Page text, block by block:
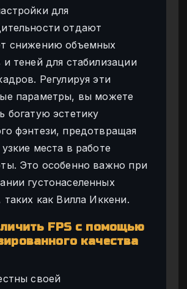
для
отдают
снижению объемных
теней для стабилизации
Регулируя эти
параметры, вы можете
богатую эстетику
фэнтези, предотвращая
места в работе
Это особенно важно при
густонаселенных
таких как Вилла Иккени.
FPS с помощью
качества
своей